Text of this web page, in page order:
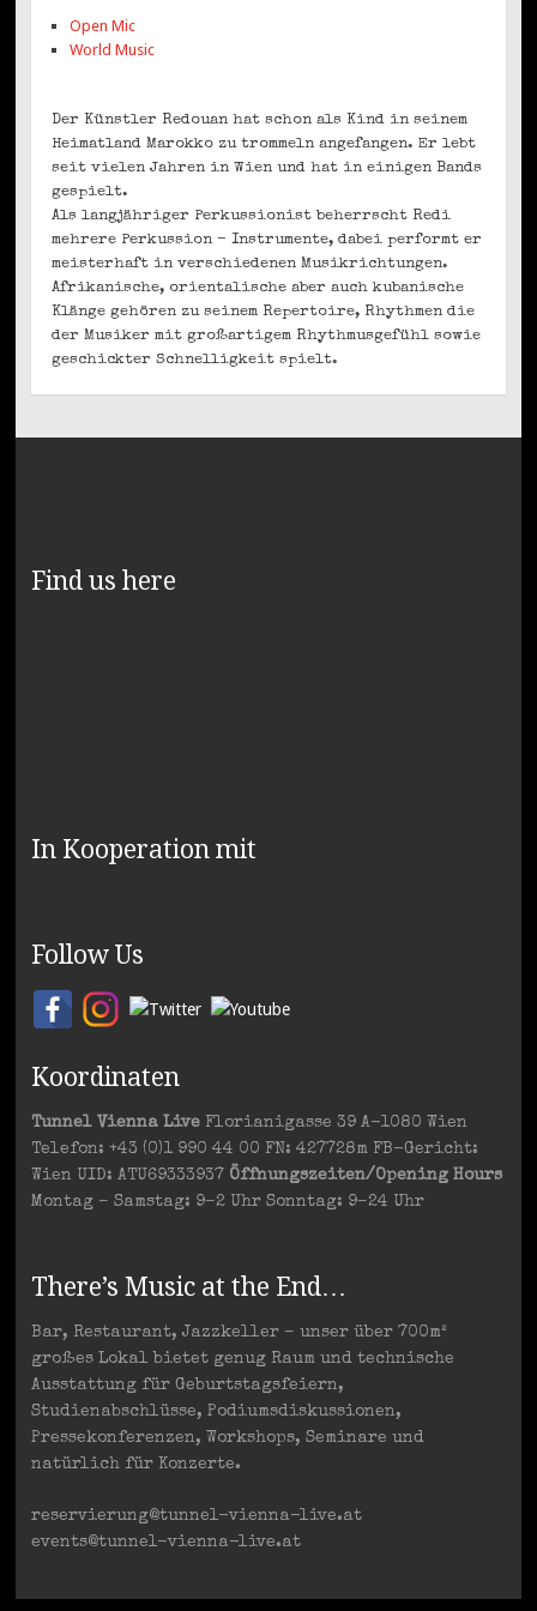
Open Mic
World Music
Der Künstler Redouan hat schon als Kind in seinem
Heimatland Marokko zu trommeln angefangen. Er lebt
seit vielen Jahren in Wien und hat in einigen Bands
gespielt.
Als langjähriger Perkussionist beherrscht Redi
mehrere Perkussion – Instrumente, dabei performt er
meisterhaft in verschiedenen Musikrichtungen.
Afrikanische, orientalische aber auch kubanische
Klänge gehören zu seinem Repertoire, Rhythmen die
der Musiker mit großartigem Rhythmusgefühl sowie
geschickter Schnelligkeit spielt.
Find us here
In Kooperation mit
Follow Us
Koordinaten
Tunnel Vienna LiveFlorianigasse 39 A-1080 Wien
Telefon: +43 (0)1 990 44 00 FN: 427728m FB-Gericht:
Wien UID: ATU69333937 Öffnungszeiten/Opening Hours
Montag – Samstag: 9–2 Uhr Sonntag: 9–24 Uhr
There’s Music at the End…
Bar, Restaurant, Jazzkeller – unser über 700m²
großes Lokal bietet genug Raum und technische
Ausstattung für Geburtstagsfeiern,
Studienabschlüsse, Podiumsdiskussionen,
Pressekonferenzen, Workshops, Seminare und
natürlich für Konzerte.
reservierung@tunnel-vienna-live.at
events@tunnel-vienna-live.at